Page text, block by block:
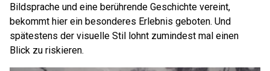
Bildsprache und eine berührende Geschichte vereint,
bekommt hier ein besonderes Erlebnis geboten. Und
spätestens der visuelle Stil lohnt zumindest mal einen
Blick zu riskieren.